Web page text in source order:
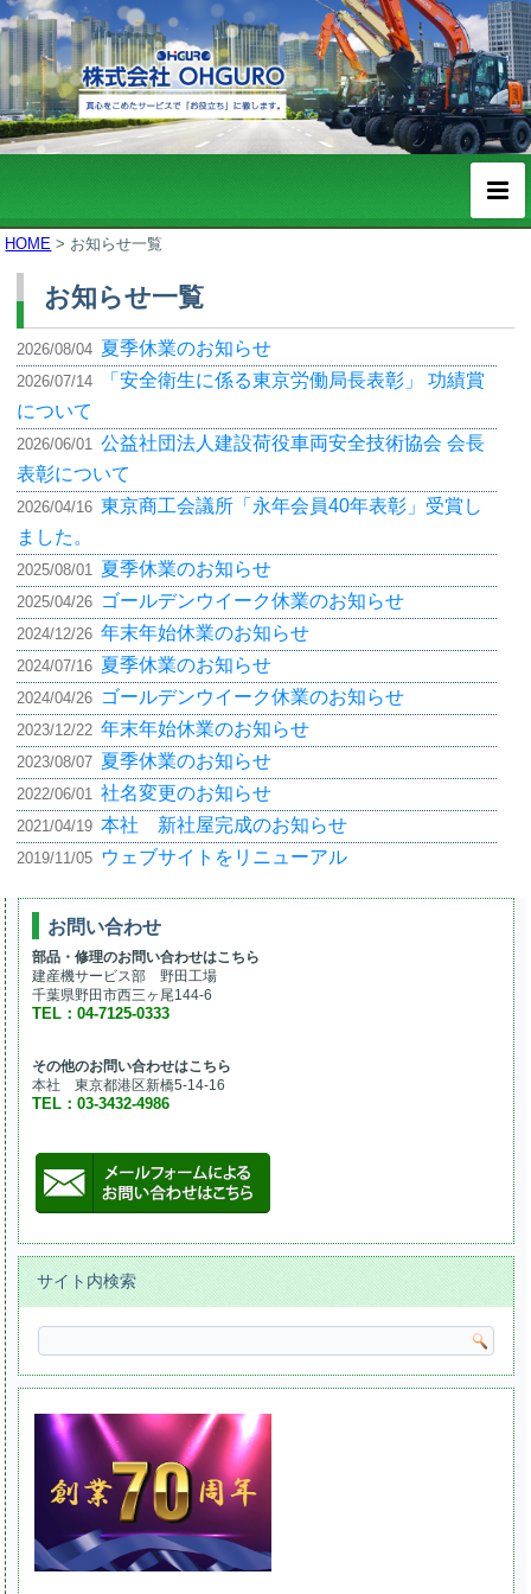
HOME > お知らせ一覧
お知らせ一覧
2026/08/04 夏季休業のお知らせ
2026/07/14
「安全衛生に係る東京労働局長表彰」 功績賞
について
2026/06/01
公益社団法人建設荷役車両安全技術協会 会長
表彰について
2026/04/16 東京商工会議所「永年会員40年表彰」受賞し
ました。
2025/08/01 夏季休業のお知らせ
2025/04/26 ゴールデンウイーク休業のお知らせ
2024/12/26 年末年始休業のお知らせ
2024/07/16 夏季休業のお知らせ
2024/04/26 ゴールデンウイーク休業のお知らせ
2023/12/22 年末年始休業のお知らせ
2023/08/07 夏季休業のお知らせ
2022/06/01 社名変更のお知らせ
2021/04/19 本社 新社屋完成のお知らせ
2019/11/05 ウェブサイトをリニューアル
お問い合わせ
部品・修理のお問い合わせはこちら
建産機サービス部 野田工場
千葉県野田市西三ヶ尾144-6
TEL：04-7125-0333
その他のお問い合わせはこちら
本社 東京都港区新橋5-14-16
TEL：03-3432-4986
サイト内検索